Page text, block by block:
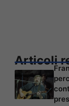
Articoli